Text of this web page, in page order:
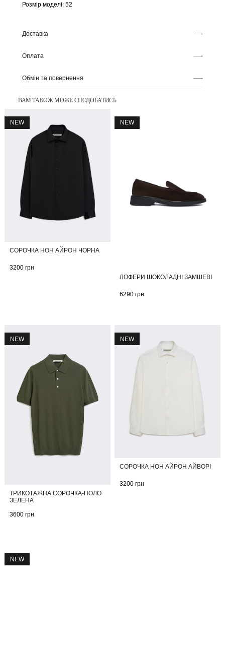
Розмір моделі: 52
Доставка
Оплата
Обмін та повернення
ВАМ ТАКОЖ МОЖЕ СПОДОБАТИСЬ
СОРОЧКА НОН АЙРОН ЧОРНА
3200 грн
NEW
ЛОФЕРИ ШОКОЛАДНІ ЗАМШЕВІ
6290 грн
NEW
ТРИКОТАЖНА СОРОЧКА-ПОЛО
ЗЕЛЕНА
3600 грн
NEW
СОРОЧКА НОН АЙРОН АЙВОРІ
3200 грн
NEW
NEW